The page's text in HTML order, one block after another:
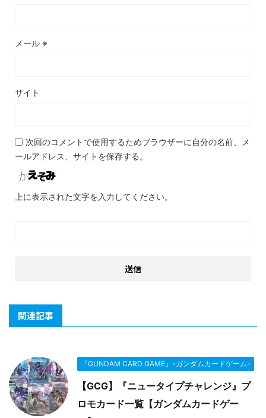
メール ※
サイト
次回のコメントで使用するためブラウザーに自分の名前、メ
ールアドレス、サイトを保存する。
上に表示された文字を入力してください。
関連記事
『GUNDAM CARD GAME』-ガンダムカードゲーム-
【GCG】『ニュータイプチャレンジ』プ
ロモカード一覧【ガンダムカードゲー